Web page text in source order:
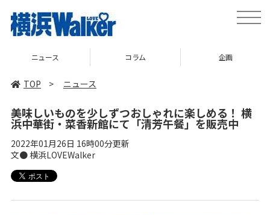
toggle
ニュース コラム 企画
TOP > ニュース
美味しいものを少しずつおしゃれに楽しめる！ 横
浜中華街・菜香新館にて「清芳午餐」を販売中
2022年01月26日 16時00分更新
文● 横浜LOVEWalker